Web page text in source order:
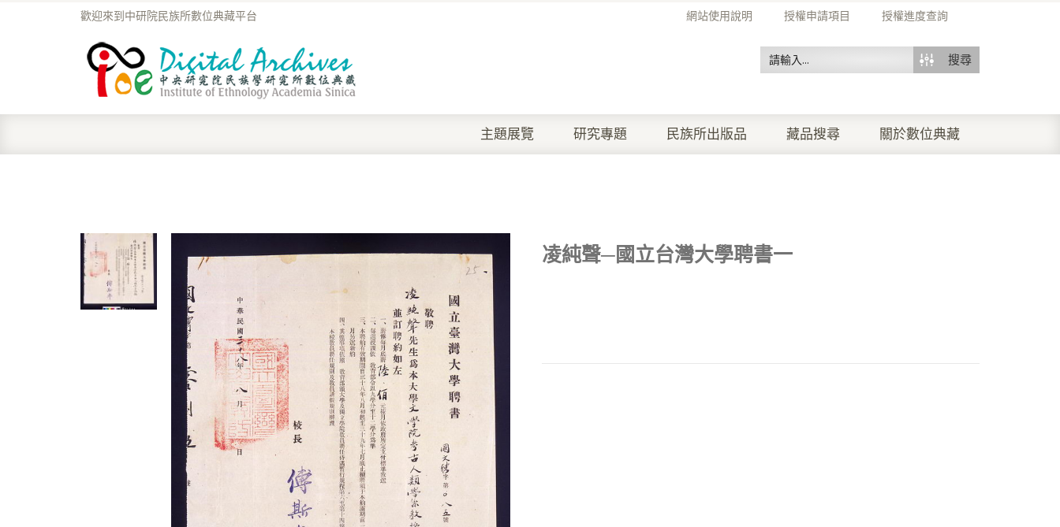
網站使用說明 授權申請項目 授權進度查詢
歡迎來到中研院民族所數位典藏平台
搜尋
主題展覽 研究專題 民族所出版品 藏品搜尋 關於數位典藏
凌純聲─國立台灣大學聘書一